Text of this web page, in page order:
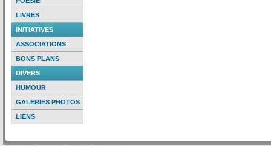
LIVRES
INITIATIVES
ASSOCIATIONS
BONS PLANS
DIVERS
HUMOUR
GALERIES PHOTOS
LIENS